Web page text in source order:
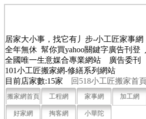
居家大小事，找它有丿步-小工匠家事網
全年無休 幫你買yahoo關鍵字廣告刊
全國唯一生意媒合專業網站 廣告委刊
101小工匠搬家網-修繕系列網站
目前店家數:15家
回518小工匠搬家首
搬家網首頁 工程網 家事網 加工網
好家網 掏客網 小華陀